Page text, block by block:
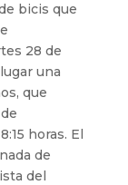
bicis que
28 de
una
que
horas. El
de
del